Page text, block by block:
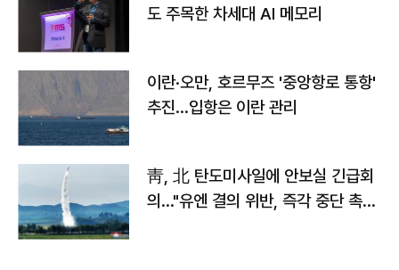
도 주목한 차세대 AI 메모리
이란·오만, 호르무즈 '중앙항로 통항'
추진…입항은 이란 관리
靑, 北 탄도미사일에 안보실 긴급회
의…"유엔 결의 위반, 즉각 중단 촉